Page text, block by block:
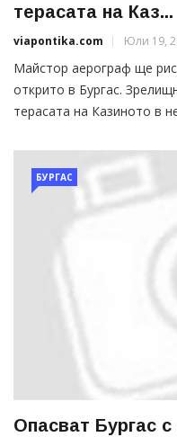
терасата на Каз...
viapontika.com Юли 19,
Майстор аерограф ще
открито в Бургас.
терасата на Казиното в
БУРГАС
Опасват Бургас